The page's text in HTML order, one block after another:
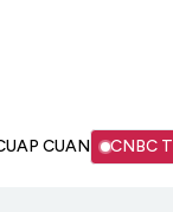
CUAN CNBC